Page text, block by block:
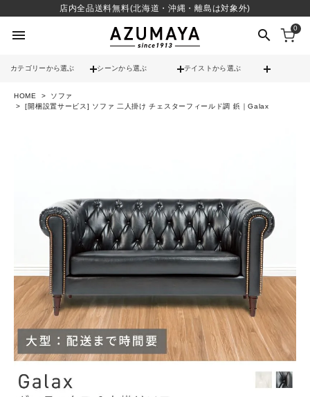
店内全品送料無料(北海道・沖縄・離島は対象外)
menu search 0
カテゴリーから選ぶ シーンから選ぶ テイストから選ぶ
check 送料無料
よくある質問
call 052-241-3103
schedule
ACCOUNT MENU
HOME
ソファ
[開梱設置サービス] ソファ 二人掛け チェスターフィールド調 鋲｜Galax